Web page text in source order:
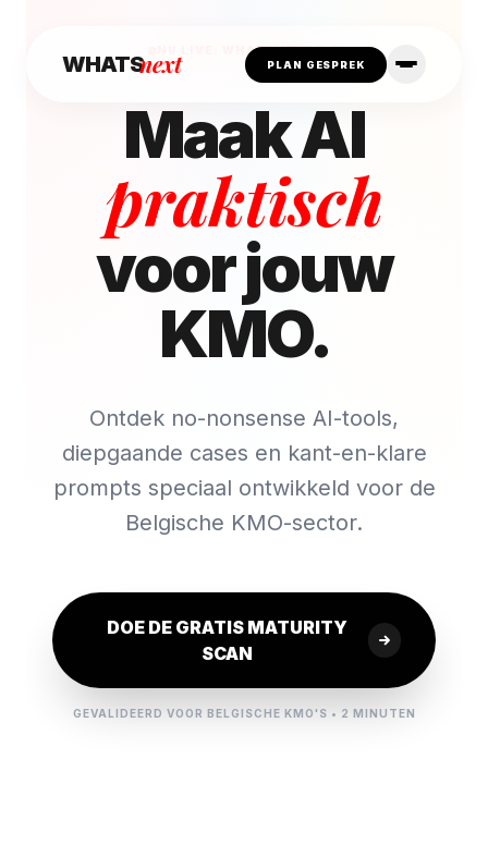
WHATSnext PLAN GESPREK
NU LIVE: WHATSNEXT 2.0
Maak AI
praktisch
voor jouw
KMO.
Ontdek no-nonsense AI-tools,
diepgaande cases en kant-en-klare
prompts speciaal ontwikkeld voor de
Belgische KMO-sector.
DOE DE GRATIS MATURITY
SCAN
GEVALIDEERD VOOR BELGISCHE KMO'S • 2 MINUTEN